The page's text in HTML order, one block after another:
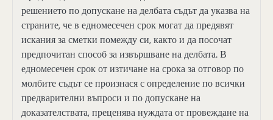
решението по допускане на делбата съдът да указва на
страните, че в едномесечен срок могат да предявят
искания за сметки помежду си, както и да посочат
предпочитан способ за извършване на делбата. В
едномесечен срок от изтичане на срока за отговор по
молбите съдът се произнася с определение по всички
предварителни въпроси и по допускане на
доказателствата, преценява нуждата от провеждане на